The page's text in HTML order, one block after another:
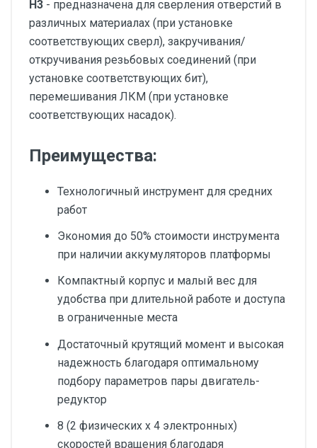
H3 - предназначена для сверления отверстий в
различных материалах (при установке
соответствующих сверл), закручивания/
откручивания резьбовых соединений (при
установке соответствующих бит),
перемешивания ЛКМ (при установке
соответствующих насадок).
Преимущества:
Технологичный инструмент для средних
работ
Экономия до 50% стоимости инструмента
при наличии аккумуляторов платформы
Компактный корпус и малый вес для
удобства при длительной работе и доступа
в ограниченные места
Достаточный крутящий момент и высокая
надежность благодаря оптимальному
подбору параметров пары двигатель-
редуктор
8 (2 физических х 4 электронных)
скоростей вращения благодаря